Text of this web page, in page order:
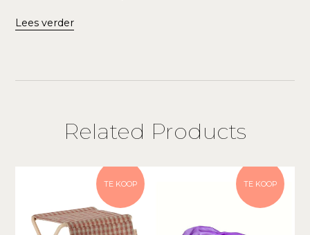
Lees verder
Related Products
TE KOOP TE KOOP